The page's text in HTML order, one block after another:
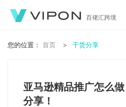
百佬汇跨境
您的位置： 首页 干货分享
亚马逊精品推广怎么
分享！